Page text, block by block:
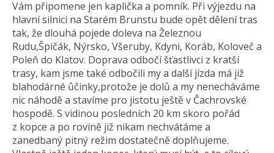
Vám připomene jen kaplička a pomník. Při výjezdu na
hlavní silnici na Starém Brunstu bude opět dělení tras
tak, že dlouhá pojede doleva na Železnou
Rudu,Špičák, Nýrsko, Všeruby, Kdyni, Koráb, Koloveč a
Poleň do Klatov. Doprava odbočí šťastlivci z kratší
trasy, kam jsme také odbočili my a další jízda má již
blahodárné ůčinky,protože je dolů a my nenecháváme
nic náhodě a stavíme pro jistotu ještě v Čachrovské
hospodě. S vidinou posledních 20 km skoro pořád
z kopce a po rovině již nikam nechvátáme a
zanedbaný pitný režim dostatečně doplňujeme.